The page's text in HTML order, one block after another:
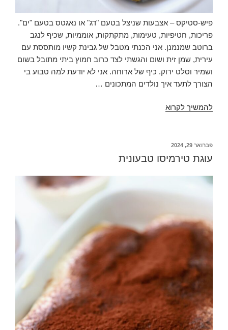
פיש-סטיקס – אצבעות שניצל בטעם "דג" או נאגטס בטעם "ים".
פריכות, חטיפיות, טעימות, מתקתקות, אוממיות, שכיף לנגב
ברוטב שמנמנן. אני הכנתי מטבל של גבינת קשיו מותססת עם
עירית, שמן זית ושום והגשתי לצד כרוב חמוץ ביתי מתובל בשום
ושמיר וסלט ירוק. כיף של ארוחה. אני לא יודעת למה טבוע בי
הצורך לתעד איך נולדים המתכונים …
להמשיך לקרוא
פורסם
פברואר 29, 2024
עוגת טירמיסו טבעונית